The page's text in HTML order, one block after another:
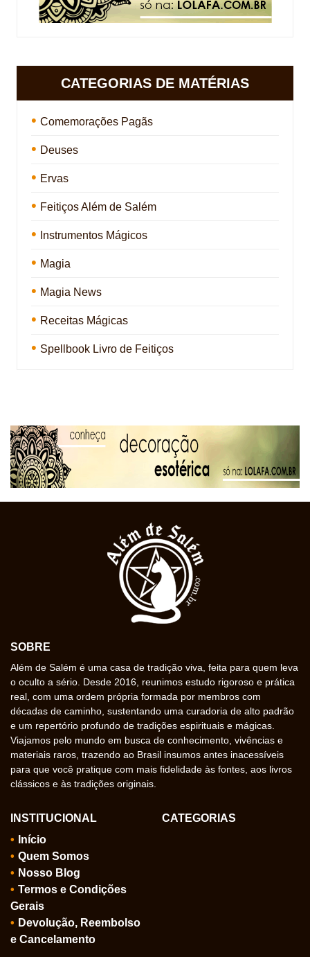
CATEGORIAS DE MATÉRIAS
Comemorações Pagãs
Deuses
Ervas
Feitiços Além de Salém
Instrumentos Mágicos
Magia
Magia News
Receitas Mágicas
Spellbook Livro de Feitiços
SOBRE
Além de Salém é uma casa de tradição viva, feita para quem leva
o oculto a sério. Desde 2016, reunimos estudo rigoroso e prática
real, com uma ordem própria formada por membros com
décadas de caminho, sustentando uma curadoria de alto padrão
e um repertório profundo de tradições espirituais e mágicas.
Viajamos pelo mundo em busca de conhecimento, vivências e
materiais raros, trazendo ao Brasil insumos antes inacessíveis
para que você pratique com mais fidelidade às fontes, aos livros
clássicos e às tradições originais.
INSTITUCIONAL
Início
Quem Somos
Nosso Blog
Termos e Condições
Gerais
Devolução, Reembolso
e Cancelamento
CATEGORIAS